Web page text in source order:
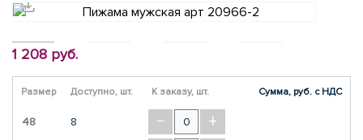
1 208 руб.
Размер Доступно, шт. К заказу, шт. Сумма, руб. с НДС
48 8 − +